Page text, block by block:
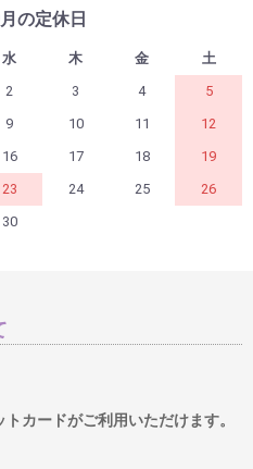
の定休日
水 木 金
土
2 3 4
5
9 10 11
12
16 17 18
19
23 24 25
26
30
カードがご利用いただけます。